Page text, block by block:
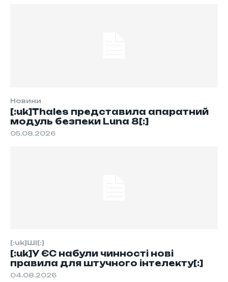
Новини
[:uk]Thales представила апаратний
модуль безпеки Luna 8[:]
05.08.2026
[:uk]ШІ[:]
[:uk]У ЄС набули чинності нові
правила для штучного інтелекту[:]
04.08.2026